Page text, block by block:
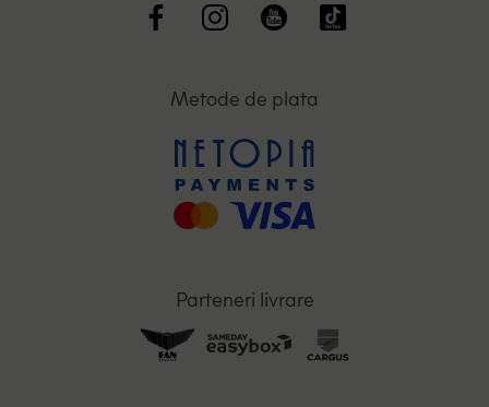
Metode de plata
Parteneri livrare